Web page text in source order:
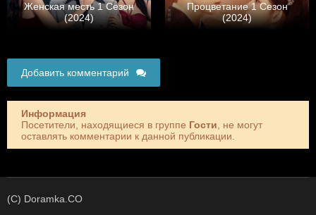
Женская месть 1 Сезон
(2024)
Процветание 1 Сезон
(2024)
Добавить комментарий
Информация
Посетители, находящиеся в группе Гости, не могут
оставлять комментарии к данной публикации.
(C) Doramka.CO